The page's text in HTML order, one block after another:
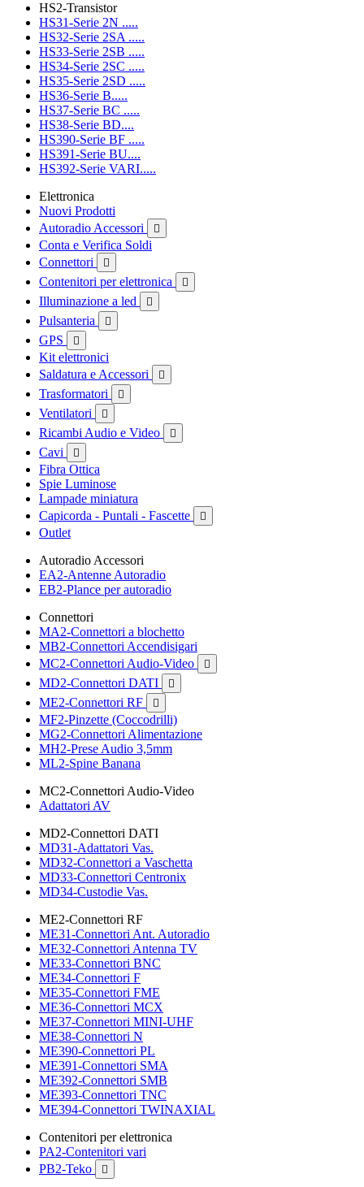
HS2-Transistor
HS31-Serie 2N .....
HS32-Serie 2SA .....
HS33-Serie 2SB .....
HS34-Serie 2SC .....
HS35-Serie 2SD .....
HS36-Serie B.....
HS37-Serie BC .....
HS38-Serie BD....
HS390-Serie BF .....
HS391-Serie BU....
HS392-Serie VARI.....
Elettronica
Nuovi Prodotti
Autoradio Accessori

Conta e Verifica Soldi
Connettori

Contenitori per elettronica 
Illuminazione a led 
Pulsanteria 
GPS 
Kit elettronici
Saldatura e Accessori

Trasformatori 
Ventilatori 
Ricambi Audio e Video 
Cavi 
Fibra Ottica
Spie Luminose
Lampade miniatura
Capicorda - Puntali - Fascette

Outlet
Autoradio Accessori
EA2-Antenne Autoradio
EB2-Plance per autoradio
Connettori
MA2-Connettori a blochetto
MB2-Connettori Accendisigari
MC2-Connettori Audio-Video

MD2-Connettori DATI 
ME2-Connettori RF 
MF2-Pinzette (Coccodrilli)
MG2-Connettori Alimentazione
MH2-Prese Audio 3,5mm
ML2-Spine Banana
MC2-Connettori Audio-Video
Adattatori AV
MD2-Connettori DATI
MD31-Adattatori Vas.
MD32-Connettori a Vaschetta
MD33-Connettori Centronix
MD34-Custodie Vas.
ME2-Connettori RF
ME31-Connettori Ant. Autoradio
ME32-Connettori Antenna TV
ME33-Connettori BNC
ME34-Connettori F
ME35-Connettori FME
ME36-Connettori MCX
ME37-Connettori MINI-UHF
ME38-Connettori N
ME390-Connettori PL
ME391-Connettori SMA
ME392-Connettori SMB
ME393-Connettori TNC
ME394-Connettori TWINAXIAL
Contenitori per elettronica
PA2-Contenitori vari
PB2-Teko
